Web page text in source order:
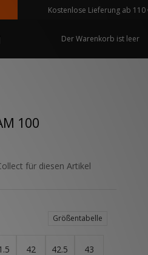
Kostenlose Lieferung ab 110 €
Der Warenkorb ist leer
100
für diesen Artikel
Größentabelle
42 42.5 43